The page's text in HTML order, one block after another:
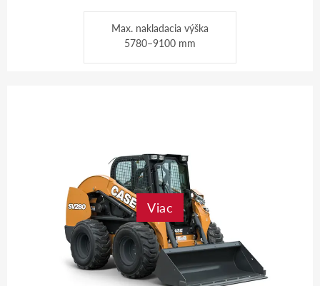
Max. nakladacia výška
5780–9100 mm
Viac